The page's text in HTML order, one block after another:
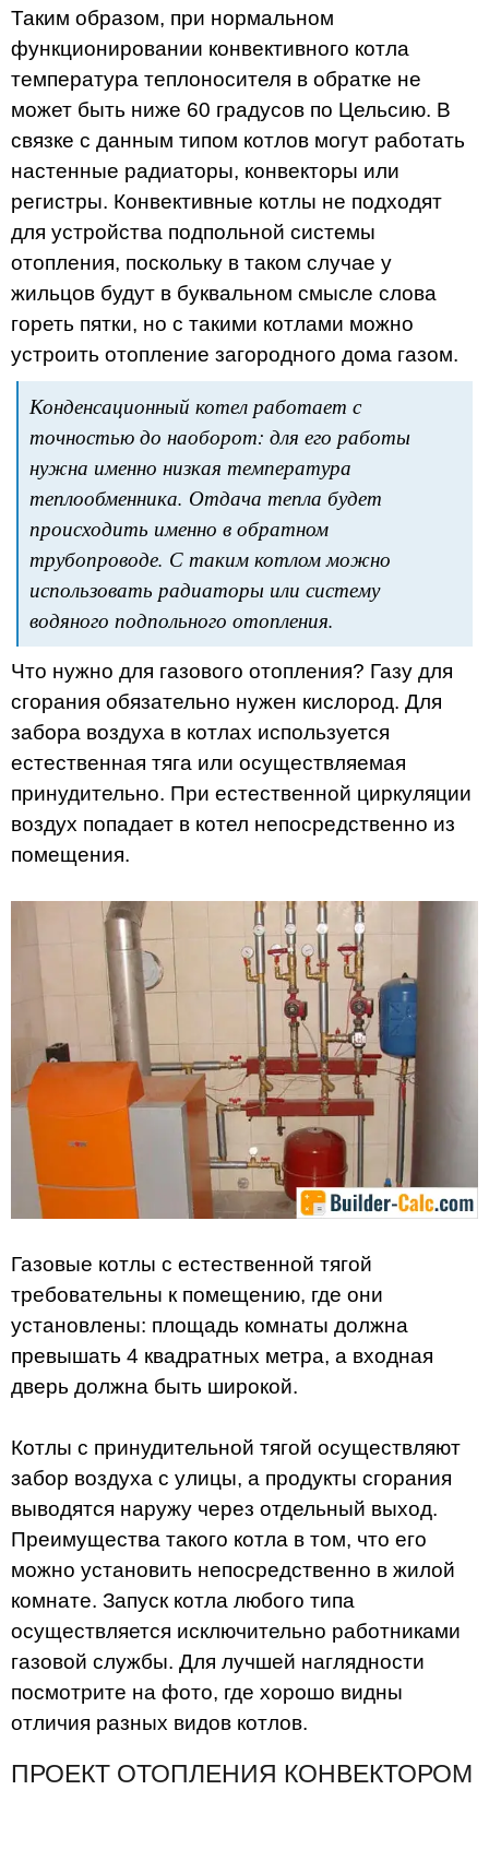
Таким образом, при нормальном
функционировании конвективного котла
температура теплоносителя в обратке не
может быть ниже 60 градусов по Цельсию. В
связке с данным типом котлов могут работать
настенные радиаторы, конвекторы или
регистры. Конвективные котлы не подходят
для устройства подпольной системы
отопления, поскольку в таком случае у
жильцов будут в буквальном смысле слова
гореть пятки, но с такими котлами можно
устроить отопление загородного дома газом.
Конденсационный котел работает с
точностью до наоборот: для его работы
нужна именно низкая температура
теплообменника. Отдача тепла будет
происходить именно в обратном
трубопроводе. С таким котлом можно
использовать радиаторы или систему
водяного подпольного отопления.
Что нужно для газового отопления? Газу для
сгорания обязательно нужен кислород. Для
забора воздуха в котлах используется
естественная тяга или осуществляемая
принудительно. При естественной циркуляции
воздух попадает в котел непосредственно из
помещения.
Газовые котлы с естественной тягой
требовательны к помещению, где они
установлены: площадь комнаты должна
превышать 4 квадратных метра, а входная
дверь должна быть широкой.
Котлы с принудительной тягой осуществляют
забор воздуха с улицы, а продукты сгорания
выводятся наружу через отдельный выход.
Преимущества такого котла в том, что его
можно установить непосредственно в жилой
комнате. Запуск котла любого типа
осуществляется исключительно работниками
газовой службы. Для лучшей наглядности
посмотрите на фото, где хорошо видны
отличия разных видов котлов.
ПРОЕКТ ОТОПЛЕНИЯ КОНВЕКТОРОМ